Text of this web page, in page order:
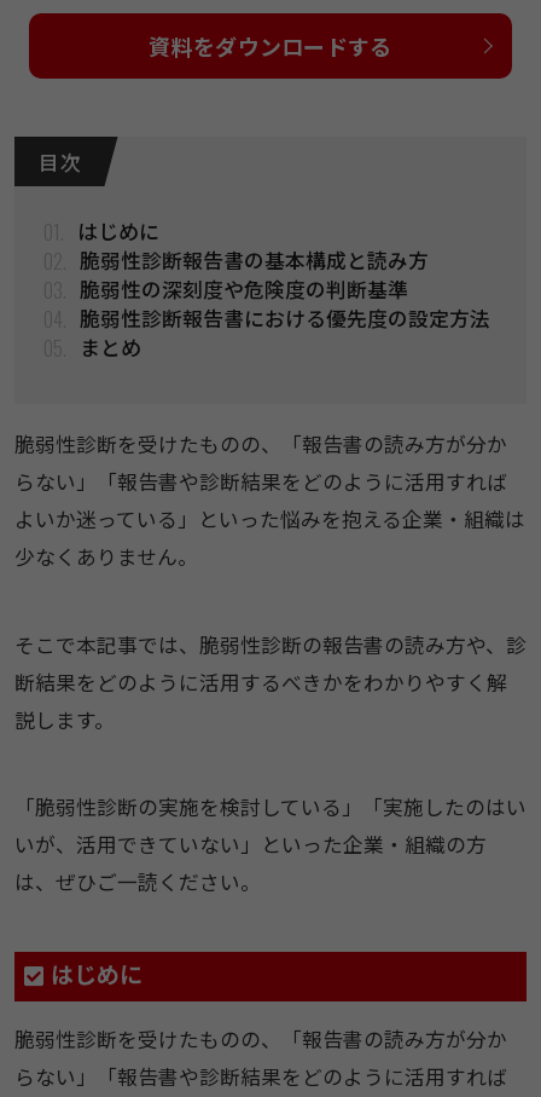
資料をダウンロードする
目 次
はじめに
脆弱性診断報告書の基本構成と読み方
脆弱性の深刻度や危険度の判断基準
脆弱性診断報告書における優先度の設定方法
まとめ
脆弱性診断を受けたものの、「報告書の読み方が分か
らない」「報告書や診断結果をどのように活用すれば
よいか迷っている」といった悩みを抱える企業・組織は
少なくありません。
そこで本記事では、脆弱性診断の報告書の読み方や、診
断結果をどのように活用するべきかをわかりやすく解
説します。
「脆弱性診断の実施を検討している」「実施したのはい
いが、活用できていない」といった企業・組織の方
は、ぜひご一読ください。
はじめに
脆弱性診断を受けたものの、「報告書の読み方が分か
らない」「報告書や診断結果をどのように活用すれば